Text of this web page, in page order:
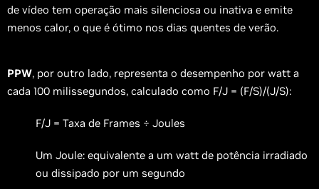
de vídeo tem operação mais silenciosa ou inativa e emite
menos calor, o que é ótimo nos dias quentes de verão.
PPW, por outro lado, representa o desempenho por watt a
cada 100 milissegundos, calculado como F/J = (F/S)/(J/S):
F/J = Taxa de Frames ÷ Joules
Um Joule: equivalente a um watt de potência irradiado
ou dissipado por um segundo